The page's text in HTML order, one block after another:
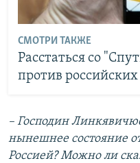
СМОТРИ ТАКЖЕ
Расстаться со
против
– Господин
нынешнее состояние
Россией? Можно ли